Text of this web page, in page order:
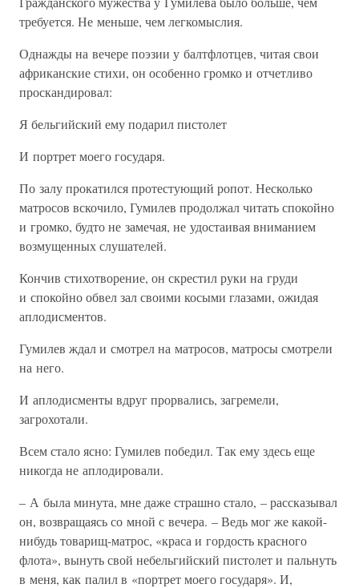
требуется. Не меньше, чем легкомыслия.
Однажды на вечере поэзии у балтфлотцев, читая свои
африканские стихи, он особенно громко и отчетливо
проскандировал:
Я бельгийский ему подарил пистолет
И портрет моего государя.
По залу прокатился протестующий ропот. Несколько
матросов вскочило, Гумилев продолжал читать спокойно
и громко, будто не замечая, не удостаивая вниманием
возмущенных слушателей.
Кончив стихотворение, он скрестил руки на груди
и спокойно обвел зал своими косыми глазами, ожидая
аплодисментов.
Гумилев ждал и смотрел на матросов, матросы смотрели
на него.
И аплодисменты вдруг прорвались, загремели,
загрохотали.
Всем стало ясно: Гумилев победил. Так ему здесь еще
никогда не аплодировали.
– А была минута, мне даже страшно стало, – рассказывал
он, возвращаясь со мной с вечера. – Ведь мог же какой-
нибудь товарищ-матрос, «краса и гордость красного
флота», вынуть свой небельгийский пистолет и пальнуть
в меня, как палил в «портрет моего государя». И,